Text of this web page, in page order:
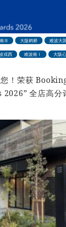
Ⅲ 大阪鹤桥 难波大
戎西 难波南Ⅰ 大阪
您！荣获
全店高分